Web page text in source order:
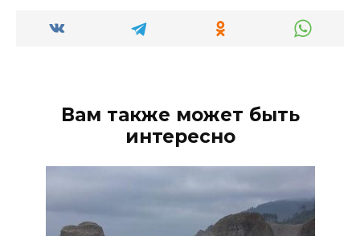
Вам также может быть
интересно